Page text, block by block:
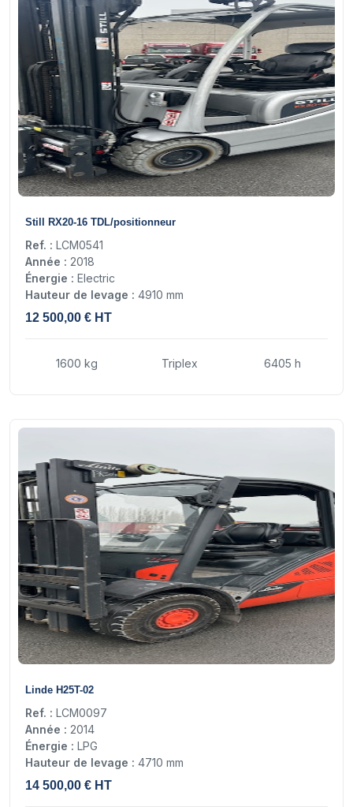
Still RX20-16 TDL/positionneur
Ref. : LCM0541
Année : 2018
Énergie : Electric
Hauteur de levage : 4910 mm
12 500,00 € HT
1600 kg Triplex 6405 h
Linde H25T-02
Ref. : LCM0097
Année : 2014
Énergie : LPG
Hauteur de levage : 4710 mm
14 500,00 € HT